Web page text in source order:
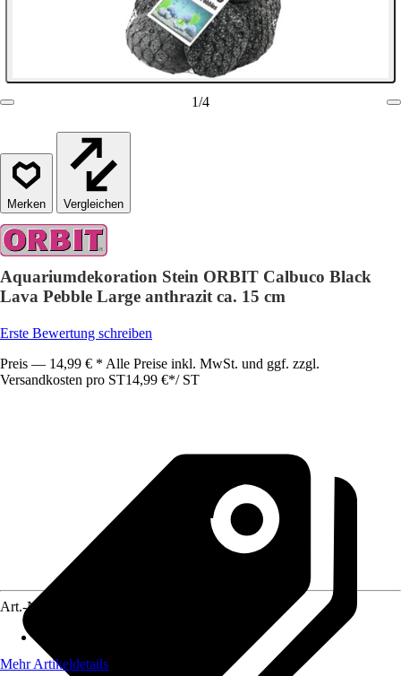
1/4
Vergleichen
Aquariumdekoration Stein ORBIT Calbuco Black
Lava Pebble Large anthrazit ca. 15 cm
Erste Bewertung schreiben
Preis — 14,99 € * Alle Preise inkl. MwSt. und ggf. zzgl.
Versandkosten pro ST14,99 €*/ ST
Art.-Nr.
Mehr Artikeldetails